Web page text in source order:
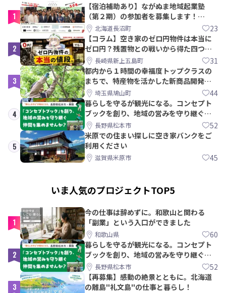
1
【宿泊補助あり】ながぬま地域起業塾
（第２期）の参加者を募集します！
【8/21〆】
北海道長沼町 23
2
【コラム】空き家のゼロ円物件は本当に
ゼロ円？残置物との戦いから得た四つの
教訓｜新上五島町
長崎県新上五島町 31
3
都内から１時間の幸福度トップクラスの
まちで、特産物を活かした新商品開発＆
PRメンバー募集！
埼玉県鳩山町 44
4
暮らしを守るが観光になる。コンセプト
ブックを創り、地域の営みを守り継ぐ仲
間を集めませんか？
長野県松本市 52
5
米原での住まい探しに空き家バンクをご
利用ください
滋賀県米原市 45
いま人気のプロジェクトTOP5
1
今の仕事は辞めずに。和歌山と関わる
「副業」という入口ができました
和歌山県 60
2
暮らしを守るが観光になる。コンセプト
ブックを創り、地域の営みを守り継ぐ仲
間を集めませんか？
長野県松本市 52
3
【再募集】感動の絶景とともに。北海道
の離島"礼文島"の仕事と暮らし！